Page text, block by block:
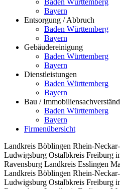
Baden Württemberg
Bayern
Entsorgung / Abbruch
Baden Württemberg
Bayern
Gebäudereinigung
Baden Württemberg
Bayern
Dienstleistungen
Baden Württemberg
Bayern
Bau /
Baden Württemberg
Bayern
Firmenübersicht
Landkreis Böblingen Rhein-
Ludwigsburg Ostalbkreis Freiburg
Ravensburg Landkreis Esslingen
Landkreis Böblingen Rhein-
Ludwigsburg Ostalbkreis Freiburg